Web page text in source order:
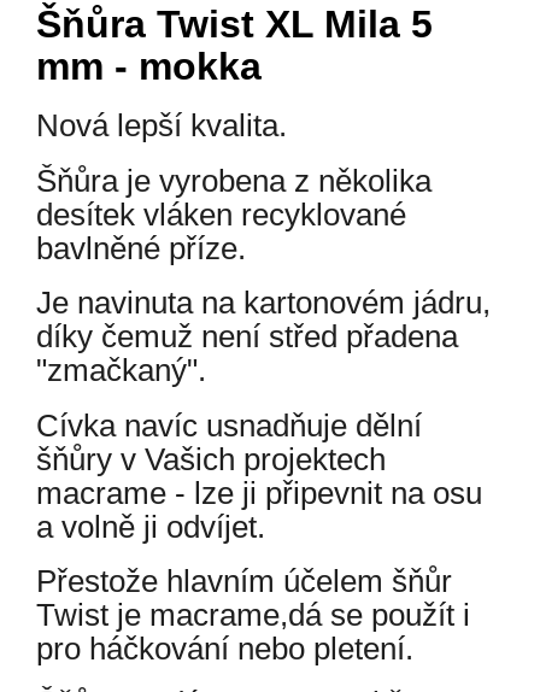
Šňůra Twist XL Mila 5
mm - mokka
Nová lepší kvalita.
Šňůra je vyrobena z několika
desítek vláken recyklované
bavlněné příze.
Je navinuta na kartonovém jádru,
díky čemuž není střed přadena
"zmačkaný".
Cívka navíc usnadňuje dělní
šňůry v Vašich projektech
macrame - lze ji připevnit na osu
a volně ji odvíjet.
Přestože hlavním účelem šňůr
Twist je macrame,dá se použít i
pro háčkování nebo pletení.